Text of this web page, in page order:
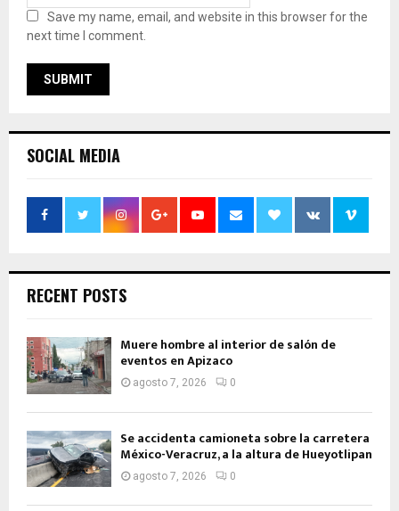
Save my name, email, and website in this browser for the
next time I comment.
SOCIAL MEDIA
RECENT POSTS
Muere hombre al interior de salón de
eventos en Apizaco
agosto 7, 2026 0
Se accidenta camioneta sobre la carretera
México-Veracruz, a la altura de Hueyotlipan
agosto 7, 2026 0